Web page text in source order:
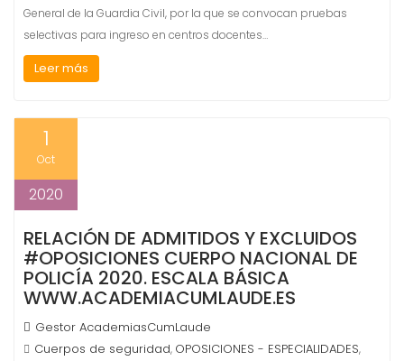
General de la Guardia Civil, por la que se convocan pruebas
selectivas para ingreso en centros docentes…
Leer más
1
Oct
2020
RELACIÓN DE ADMITIDOS Y EXCLUIDOS
#OPOSICIONES CUERPO NACIONAL DE
POLICÍA 2020. ESCALA BÁSICA
WWW.ACADEMIACUMLAUDE.ES
Gestor AcademiasCumLaude
Cuerpos de seguridad, OPOSICIONES - ESPECIALIDADES,